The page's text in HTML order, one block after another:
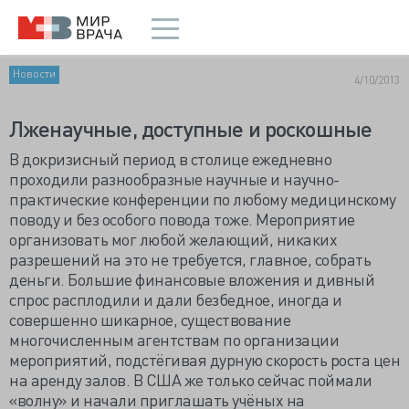
Новости 4/10/2013
Лженаучные, доступные и роскошные
В докризисный период в столице ежедневно
проходили разнообразные научные и научно-
практические конференции по любому медицинскому
поводу и без особого повода тоже. Мероприятие
организовать мог любой желающий, никаких
разрешений на это не требуется, главное, собрать
деньги. Большие финансовые вложения и дивный
спрос расплодили и дали безбедное, иногда и
совершенно шикарное, существование
многочисленным агентствам по организации
мероприятий, подстёгивая дурную скорость роста цен
на аренду залов. В США же только сейчас поймали
«волну» и начали приглашать учёных на